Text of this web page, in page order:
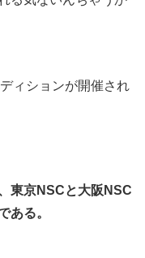
ィションが開催され
東京NSCと大阪NSC
ある。